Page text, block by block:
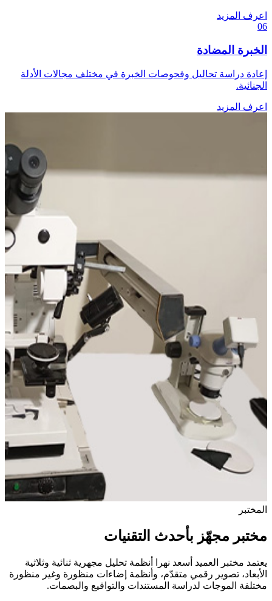
اعرف المزيد
06
الخبرة المضادة
إعادة دراسة تحاليل وفحوصات الخبرة في مختلف مجالات الأدلة
الجنائية.
اعرف المزيد
المختبر
مختبر مجهّز بأحدث التقنيات
يعتمد مختبر العميد أسعد نهرا أنظمة تحليل مجهرية ثنائية وثلاثية
الأبعاد، تصوير رقمي متقدّم، وأنظمة إضاءات منظورة وغير منظورة
مختلفة الموجات لدراسة المستندات والتواقيع والبصمات.